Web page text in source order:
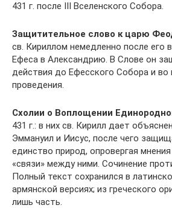
431 г. после III Вселенского Собора.
Защитительное слово к царю
св. Кириллом немедленно после его
Ефеса в Александрию. В Слове он
действия до Ефесского Собора и во
проведения.
Схолии о Воплощении
431 г.: в них св. Кирилл дает
Эммануил и Иисус, после чего
единство природ, опровергая
«связи» между ними. Сочинение
Полный текст сохранился в
армянской версиях; из греческого
лишь часть.